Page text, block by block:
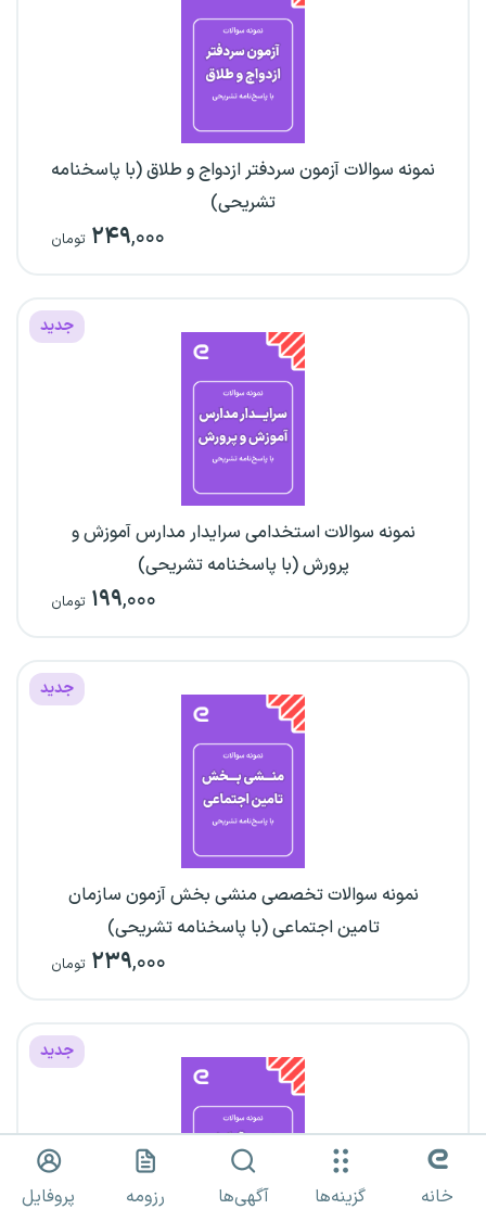
نمونه سوالات آزمون سردفتر ازدواج و طلاق (با پاسخنامه
تشریحی)
۲۴۹,۰۰۰ تومان
جدید
نمونه سوالات استخدامی سرایدار مدارس آموزش و
پرورش (با پاسخنامه تشریحی)
۱۹۹,۰۰۰ تومان
جدید
نمونه سوالات تخصصی منشی بخش آزمون سازمان
تامین اجتماعی (با پاسخنامه تشریحی)
۲۳۹,۰۰۰ تومان
جدید
خانه گزینه‌ها آگهی‌ها رزومه پروفایل